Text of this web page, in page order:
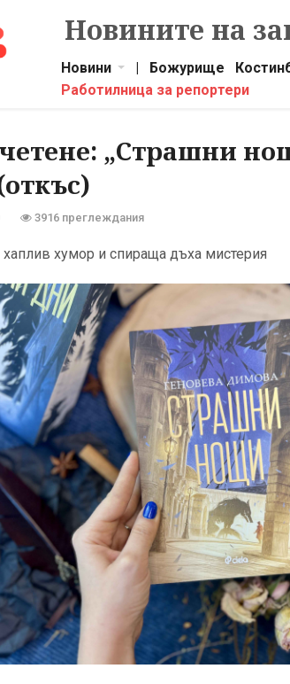
Новините на
Новини | Божурище
Работилница за репортери
„Страшни
3916 преглеждания
хаплив хумор и спираща дъха мистерия